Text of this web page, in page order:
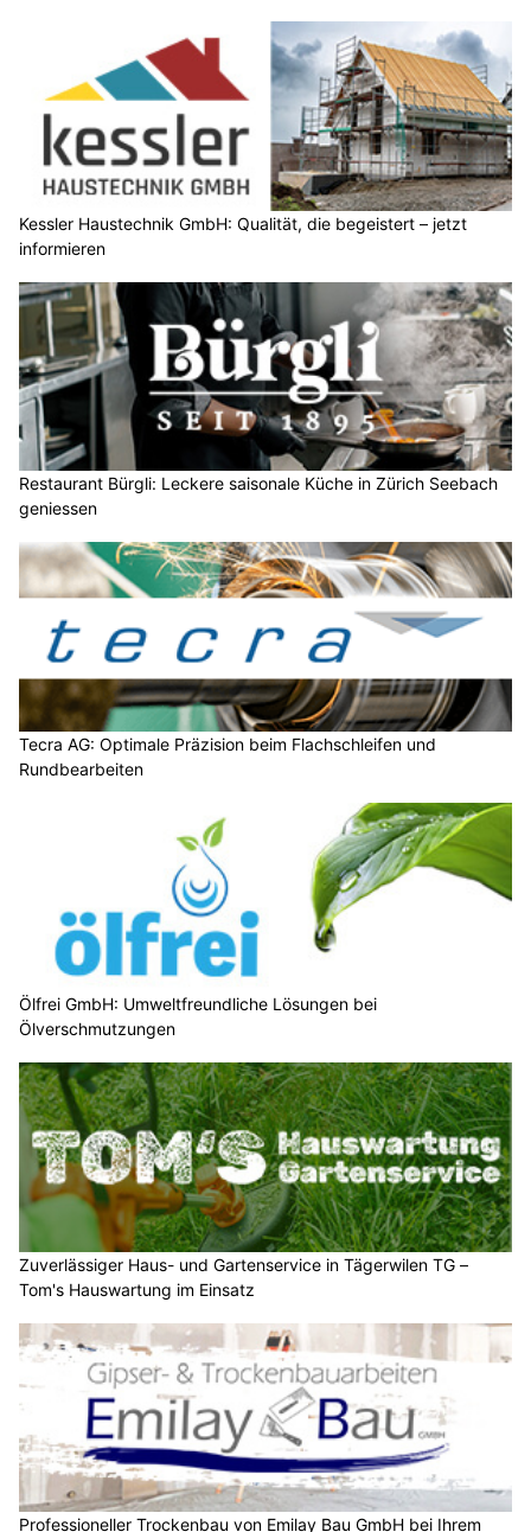
Kessler Haustechnik GmbH: Qualität, die begeistert – jetzt
informieren
Restaurant Bürgli: Leckere saisonale Küche in Zürich Seebach
geniessen
Tecra AG: Optimale Präzision beim Flachschleifen und
Rundbearbeiten
Ölfrei GmbH: Umweltfreundliche Lösungen bei
Ölverschmutzungen
Zuverlässiger Haus- und Gartenservice in Tägerwilen TG –
Tom's Hauswartung im Einsatz
Professioneller Trockenbau von Emilay Bau GmbH bei Ihrem